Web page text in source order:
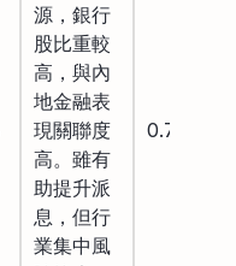
源，銀行
股比重較
高，與內
地金融表
現關聯度
高。雖有
助提升派
息，但行
業集中風
0.75%